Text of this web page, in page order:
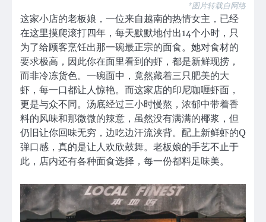
*图片转载自网络
这家小店的老板娘，一位来自越南的热情女主，已经
在这里摸爬滚打四年，每天默默地付出14个小时，只
为了给顾客烹饪出那一碗最正宗的面食。她对食材的
要求极高，因此你在面里看到的虾，都是新鲜现捞，
而非冷冻货色。一碗面中，竟然藏着三只肥美的大
虾，每一口都让人惊艳。而这家店的印尼咖喱虾面，
更是与众不同。汤底经过三小时慢熬，浓郁中带着香
料的风味和那微微的辣意，虽然没有满满的椰浆，但
仍旧让你回味无穷，边吃边汗流浃背。配上新鲜虾的Q
弹口感，真的是让人欢欣鼓舞。老板娘的手艺不止于
此，店内还有各种面食选择，每一份都料足味美。